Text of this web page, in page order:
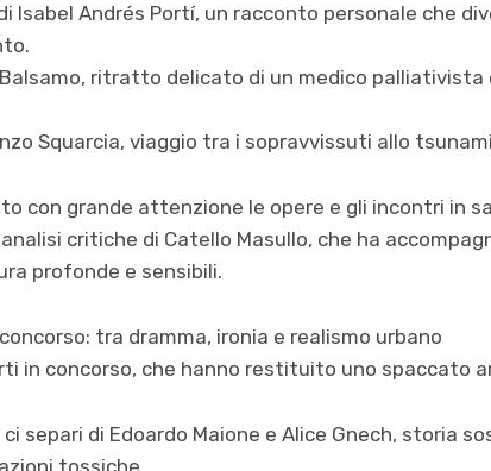
Isabel Andrés Portí, un racconto personale che
Balsamo, ritratto delicato di un medico palliativista
Squarcia, viaggio tra i sopravvissuti allo
con grande attenzione le opere e gli incontri in
critiche di Catello Masullo, che ha
profonde e sensibili.
tra dramma, ironia e realismo urbano
in concorso, che hanno restituito uno spaccato
ci separi di Edoardo Maione e Alice Gnech, storia